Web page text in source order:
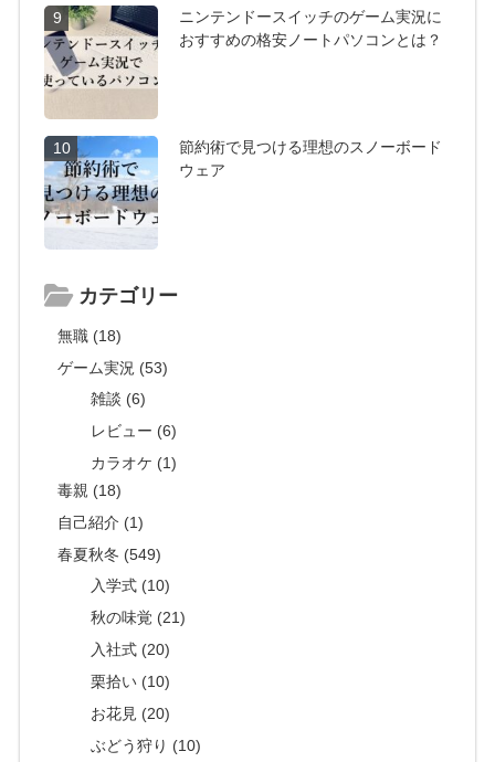
9
ニンテンドースイッチのゲーム実況に
おすすめの格安ノートパソコンとは？
10
節約術で見つける理想のスノーボード
ウェア
カテゴリー
無職 (18)
ゲーム実況 (53)
雑談 (6)
レビュー (6)
カラオケ (1)
毒親 (18)
自己紹介 (1)
春夏秋冬 (549)
入学式 (10)
秋の味覚 (21)
入社式 (20)
栗拾い (10)
お花見 (20)
ぶどう狩り (10)